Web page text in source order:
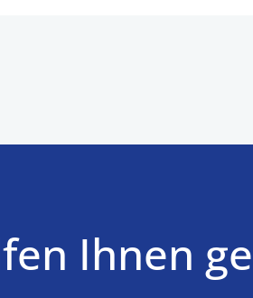
Ihnen